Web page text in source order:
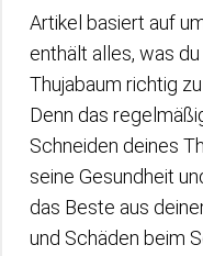
Artikel basiert auf
enthält alles, was
Thujabaum richtig
Denn das
Schneiden deines
seine Gesundheit
das Beste aus
und Schäden beim